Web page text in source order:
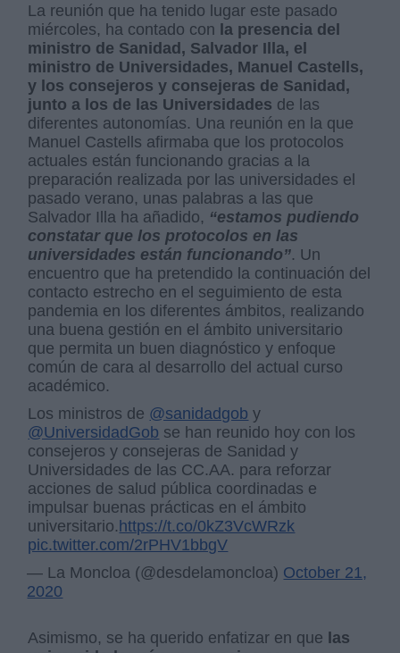
La reunión que ha tenido lugar este pasado
miércoles, ha contado con la presencia del
ministro de Sanidad, Salvador Illa, el
ministro de Universidades, Manuel Castells,
y los consejeros y consejeras de Sanidad,
junto a los de las Universidades de las
diferentes autonomías. Una reunión en la que
Manuel Castells afirmaba que los protocolos
actuales están funcionando gracias a la
preparación realizada por las universidades el
pasado verano, unas palabras a las que
Salvador Illa ha añadido, “estamos pudiendo
constatar que los protocolos en las
universidades están funcionando”. Un
encuentro que ha pretendido la continuación del
contacto estrecho en el seguimiento de esta
pandemia en los diferentes ámbitos, realizando
una buena gestión en el ámbito universitario
que permita un buen diagnóstico y enfoque
común de cara al desarrollo del actual curso
académico.
Los ministros de @sanidadgob y
@UniversidadGob se han reunido hoy con los
consejeros y consejeras de Sanidad y
Universidades de las CC.AA. para reforzar
acciones de salud pública coordinadas e
impulsar buenas prácticas en el ámbito
universitario.https://t.co/0kZ3VcWRzk
pic.twitter.com/2rPHV1bbgV
— La Moncloa (@desdelamoncloa) October 21,
2020
Asimismo, se ha querido enfatizar en que las